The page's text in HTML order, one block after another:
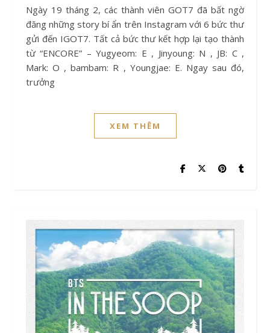
Ngày 19 tháng 2, các thành viên GOT7 đã bất ngờ
đăng những story bí ẩn trên Instagram với 6 bức thư
gửi đến IGOT7. Tất cả bức thư kết hợp lại tạo thành
từ “ENCORE” – Yugyeom: E , Jinyoung: N , JB: C ,
Mark: O , bambam: R , Youngjae: E. Ngay sau đó,
trưởng
XEM THÊM